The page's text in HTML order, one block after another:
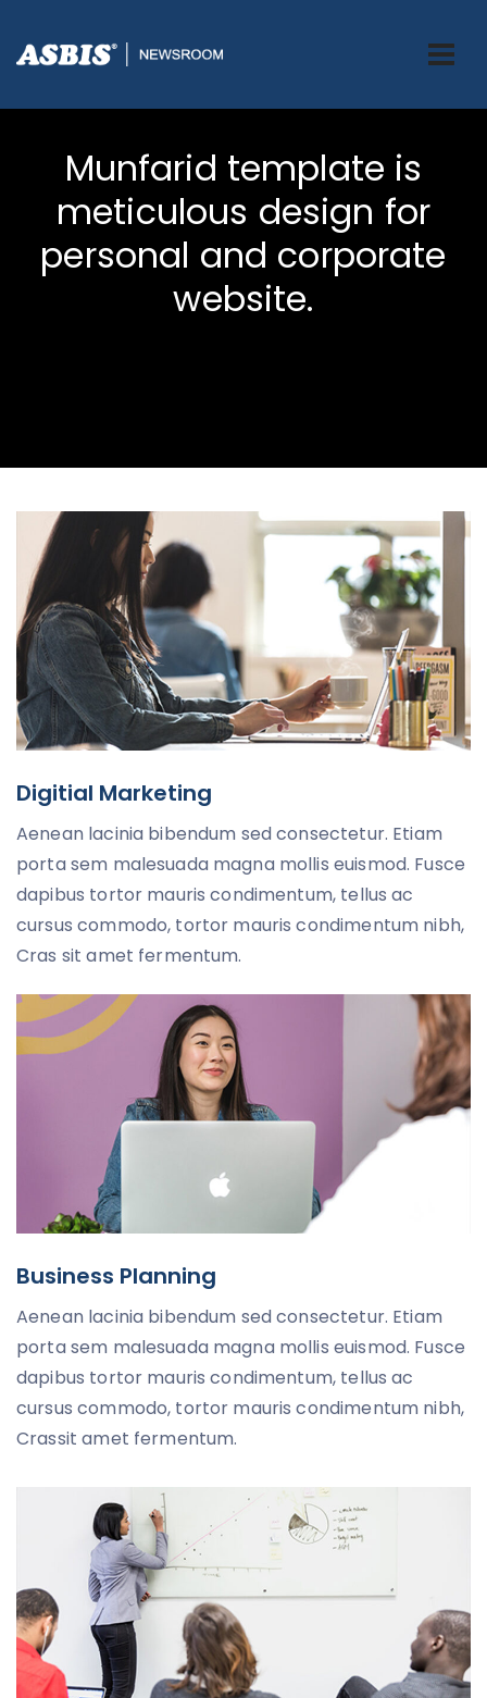
Munfarid template is
meticulous design for
personal and corporate
website.
Digitial Marketing
Aenean lacinia bibendum sed consectetur. Etiam
porta sem malesuada magna mollis euismod. Fusce
dapibus tortor mauris condimentum, tellus ac
cursus commodo, tortor mauris condimentum nibh,
Cras sit amet fermentum.
Business Planning
Aenean lacinia bibendum sed consectetur. Etiam
porta sem malesuada magna mollis euismod. Fusce
dapibus tortor mauris condimentum, tellus ac
cursus commodo, tortor mauris condimentum nibh,
Crassit amet fermentum.